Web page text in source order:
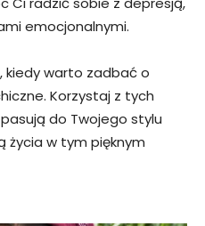
emocjonalnymi.
kiedy warto zadbać o
Korzystaj z tych
do Twojego stylu
życia w tym pięknym